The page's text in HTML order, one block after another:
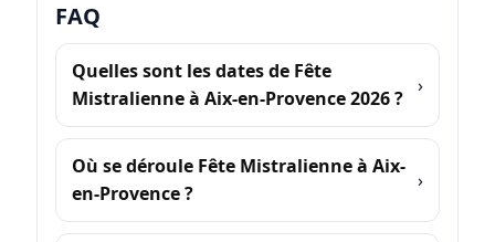
FAQ
Quelles sont les dates de Fête
Mistralienne à Aix-en-Provence 2026 ?
Où se déroule Fête Mistralienne à Aix-
en-Provence ?